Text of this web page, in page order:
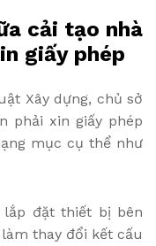
cải tạo nhà
giấy phép
Xây dựng, chủ sở
phải xin giấy phép
mục cụ thể như
lắp đặt thiết bị bên
thay đổi kết cấu